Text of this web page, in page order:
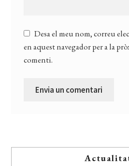
Desa el meu nom, correu
en aquest navegador per a la
comenti.